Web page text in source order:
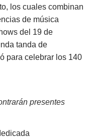
los cuales combinan
de música
del 19 de
tanda de
para celebrar los 140
presentes